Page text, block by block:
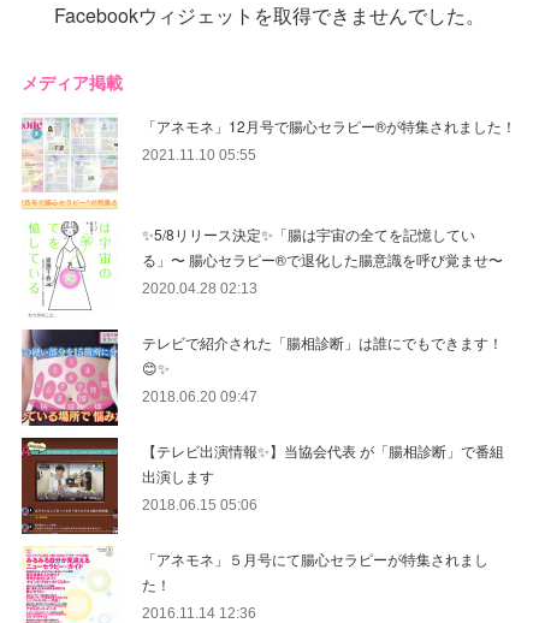
Facebookウィジェットを取得できませんでした。
メディア掲載
「アネモネ」12月号で腸心セラピー®︎が特集されました！
2021.11.10 05:55
✨5/8リリース決定✨「腸は宇宙の全てを記憶してい
る」〜 腸心セラピー®︎で退化した腸意識を呼び覚ませ〜
2020.04.28 02:13
テレビで紹介された「腸相診断」は誰にでもできます！
😊✨
2018.06.20 09:47
【テレビ出演情報✨】当協会代表 が「腸相診断」で番組
出演します
2018.06.15 05:06
「アネモネ」５月号にて腸心セラピーが特集されまし
た！
2016.11.14 12:36